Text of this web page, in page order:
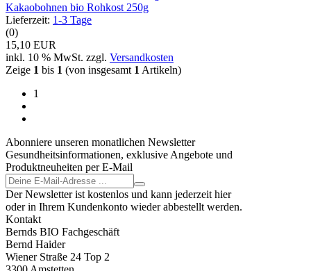
Kakaobohnen bio Rohkost 250g
Lieferzeit: 1-3 Tage
(0)
15,10 EUR
inkl. 10 % MwSt. zzgl. Versandkosten
Zeige 1 bis 1 (von insgesamt 1 Artikeln)
1
Abonniere unseren monatlichen Newsletter
Gesundheitsinformationen, exklusive Angebote und
Produktneuheiten per E-Mail
Der Newsletter ist kostenlos und kann jederzeit hier
oder in Ihrem Kundenkonto wieder abbestellt werden.
Kontakt
Bernds BIO Fachgeschäft
Bernd Haider
Wiener Straße 24 Top 2